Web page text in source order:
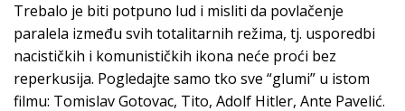
Trebalo je biti potpuno lud i misliti da povlačenje
paralela između svih totalitarnih režima, tj. usporedbi
nacističkih i komunističkih ikona neće proći bez
reperkusija. Pogledajte samo tko sve “glumi” u istom
filmu: Tomislav Gotovac, Tito, Adolf Hitler, Ante Pavelić.